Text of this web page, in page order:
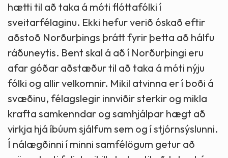
hætti til að taka á móti flóttafólki í
sveitarfélaginu. Ekki hefur verið óskað eftir
aðstoð Norðurþings þrátt fyrir þetta að hálfu
ráðuneytis. Bent skal á að í Norðurþingi eru
afar góðar aðstæður til að taka á móti nýju
fólki og allir velkomnir. Mikil atvinna er í boði á
svæðinu, félagslegir innviðir sterkir og mikla
krafta samkenndar og samhjálpar hægt að
virkja hjá íbúum sjálfum sem og í stjórnsýslunni.
Í nálægðinni í minni samfélögum getur að